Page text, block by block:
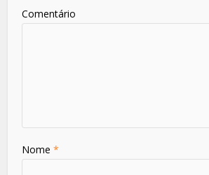
Comentário
Nome*